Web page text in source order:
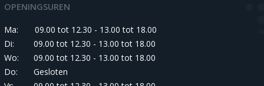
OPENINGSUREN
Ma:
09.00 tot 12.30 - 13.00 tot 18.00
Di:
09.00 tot 12.30 - 13.00 tot 18.00
Wo:
09.00 tot 12.30 - 13.00 tot 18.00
Do:
Gesloten